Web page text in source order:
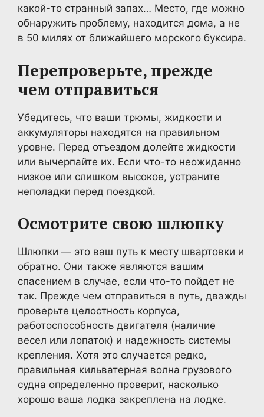
какой-то странный запах… Место, где можно
обнаружить проблему, находится дома, а не
в 50 милях от ближайшего морского буксира.
Перепроверьте, прежде
чем отправиться
Убедитесь, что ваши трюмы, жидкости и
аккумуляторы находятся на правильном
уровне. Перед отъездом долейте жидкости
или вычерпайте их. Если что-то неожиданно
низкое или слишком высокое, устраните
неполадки перед поездкой.
Осмотрите свою шлюпку
Шлюпки — это ваш путь к месту швартовки и
обратно. Они также являются вашим
спасением в случае, если что-то пойдет не
так. Прежде чем отправиться в путь, дважды
проверьте целостность корпуса,
работоспособность двигателя (наличие
весел или лопаток) и надежность системы
крепления. Хотя это случается редко,
правильная кильватерная волна грузового
судна определенно проверит, насколько
хорошо ваша лодка закреплена на лодке.